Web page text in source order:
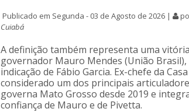
Publicado em Segunda - 03 de Agosto de 2026 |
Cuiabá
A definição também representa uma
governador Mauro Mendes (União
indicação de Fábio Garcia. Ex-chefe da
considerado um dos principais
governa Mato Grosso desde 2019 e
confiança de Mauro e de Pivetta.